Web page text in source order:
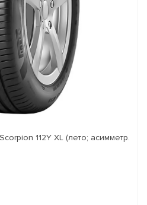
112Y XL (лето; асимметр.